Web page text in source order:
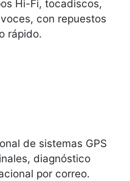
Hi-Fi, tocadiscos,
con repuestos
rápido.
de sistemas GPS
diagnóstico
por correo.